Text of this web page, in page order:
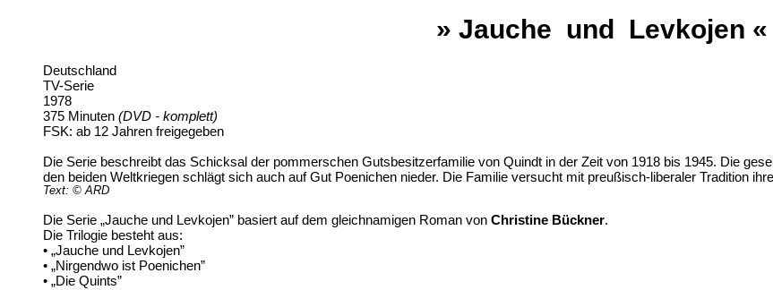
» Jauche und Levkojen «
Deutschland
TV-Serie
1978
375 Minuten (DVD - komplett)
FSK: ab 12 Jahren freigegeben
Die Serie beschreibt das Schicksal der pommerschen Gutsbesitzerfamilie von Quindt in der Zeit von 1918 bis 1945. Die
den beiden Weltkriegen schlägt sich auch auf Gut Poenichen nieder. Die Familie versucht mit preußisch-liberaler Tradition
Text: © ARD
Die Serie „Jauche und Levkojen” basiert auf dem gleichnamigen Roman von Christine Bückner.
Die Trilogie besteht aus:
• „Jauche und Levkojen”
• „Nirgendwo ist Poenichen”
• „Die Quints”